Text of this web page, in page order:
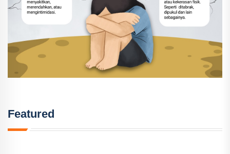
Featured